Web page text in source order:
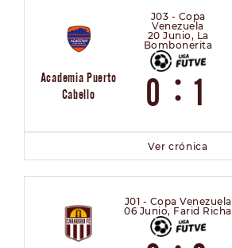
Academia Puerto
Cabello
J03 - Copa
Venezuela
20 Junio, La
Bombonerita
0 : 1
Ver crónica
J01 - Copa Venezuela
06 Junio, Farid Richa